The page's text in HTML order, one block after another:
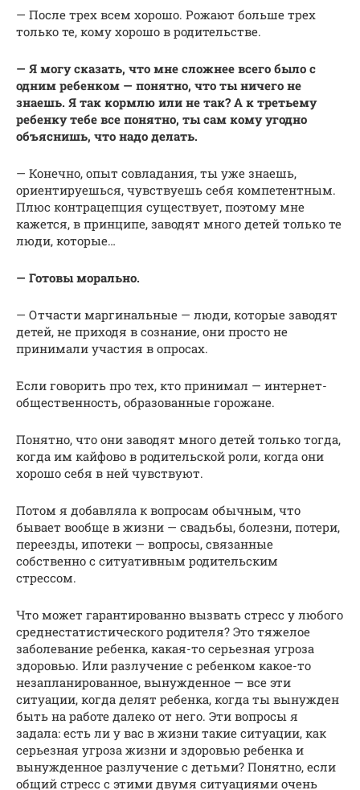
— После трех всем хорошо. Рожают больше трех
только те, кому хорошо в родительстве.
— Я могу сказать, что мне сложнее всего было с
одним ребенком — понятно, что ты ничего не
знаешь. Я так кормлю или не так? А к третьему
ребенку тебе все понятно, ты сам кому угодно
объяснишь, что надо делать.
— Конечно, опыт совладания, ты уже знаешь,
ориентируешься, чувствуешь себя компетентным.
Плюс контрацепция существует, поэтому мне
кажется, в принципе, заводят много детей только те
люди, которые…
— Готовы морально.
— Отчасти маргинальные — люди, которые заводят
детей, не приходя в сознание, они просто не
принимали участия в опросах.
Если говорить про тех, кто принимал — интернет-
общественность, образованные горожане.
Понятно, что они заводят много детей только тогда,
когда им кайфово в родительской роли, когда они
хорошо себя в ней чувствуют.
Потом я добавляла к вопросам обычным, что
бывает вообще в жизни — свадьбы, болезни, потери,
переезды, ипотеки — вопросы, связанные
собственно с ситуативным родительским
стрессом.
Что может гарантированно вызвать стресс у любого
среднестатистического родителя? Это тяжелое
заболевание ребенка, какая-то серьезная угроза
здоровью. Или разлучение с ребенком какое-то
незапланированное, вынужденное — все эти
ситуации, когда делят ребенка, когда ты вынужден
быть на работе далеко от него. Эти вопросы я
задала: есть ли у вас в жизни такие ситуации, как
серьезная угроза жизни и здоровью ребенка и
вынужденное разлучение с детьми? Понятно, если
общий стресс с этими двумя ситуациями очень